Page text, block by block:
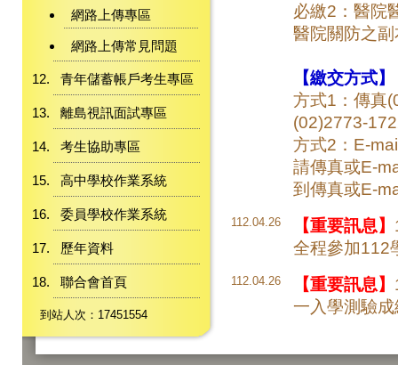
網路上傳專區
網路上傳常見問題
青年儲蓄帳戶考生專區
離島視訊面試專區
考生協助專區
高中學校作業系統
委員學校作業系統
歷年資料
聯合會首頁
到站人次：17451554
必繳2：醫院
醫院關防之
【繳交方式】
方式1：傳真
(02)2773-
方式2：E-
請傳真或E-
到傳真或E-
112.04.26 【重要訊息】
全程參加112
112.04.26 【重要訊息】
一入學測驗